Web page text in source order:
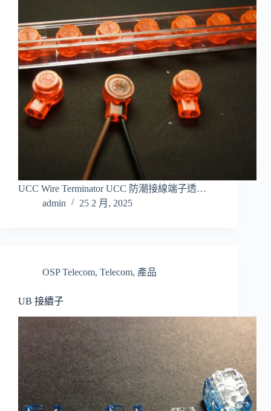
UCC Wire Terminator UCC 防潮接線端子透…
admin
25 2 月, 2025
OSP Telecom, Telecom, 產品
UB 接續子